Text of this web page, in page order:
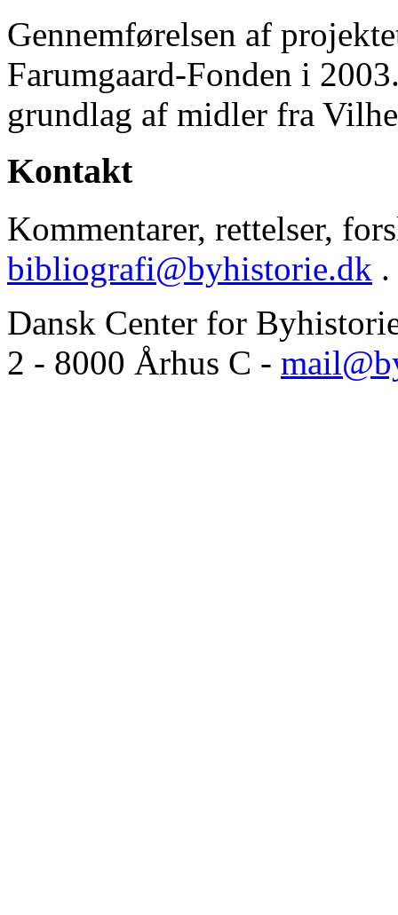
Gennemførelsen af
Farumgaard-Fonden i
grundlag af midler fra
Kontakt
Kommentarer, rettelser,
bibliografi@byhistorie.dk .
Dansk Center for
2 - 8000 Århus C -